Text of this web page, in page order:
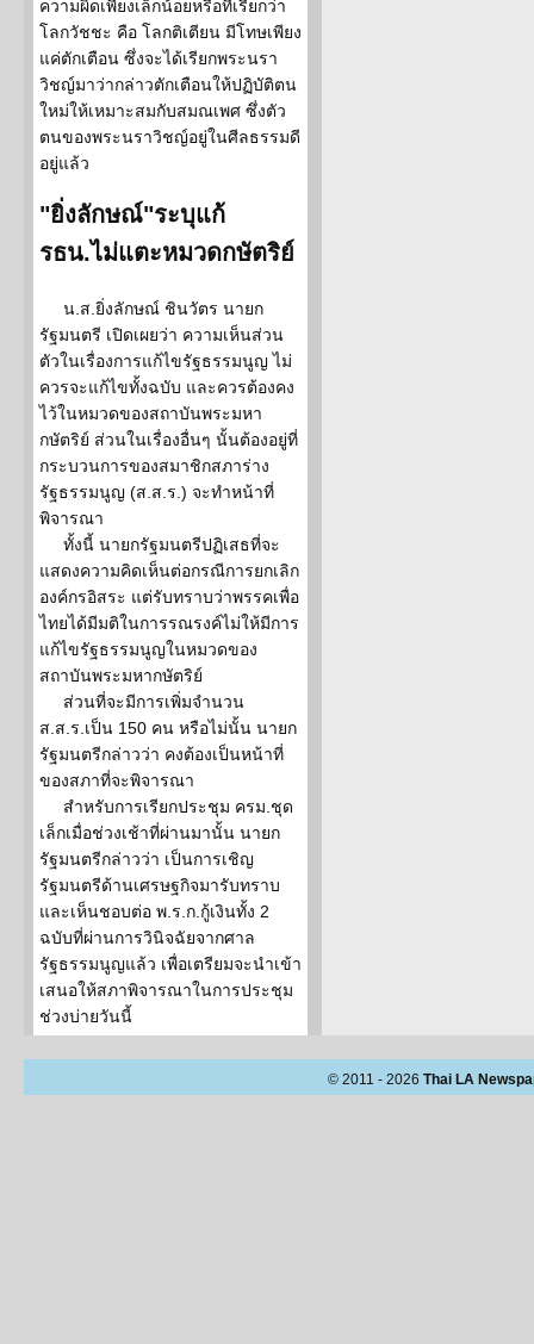
ความผิดเพียงเล็กน้อยหรือที่เรียกว่า
โลกวัชชะ คือ โลกติเตียน มีโทษเพียง
แค่ตักเตือน ซึ่งจะได้เรียกพระนรา
วิชญ์มาว่ากล่าวตักเตือนให้ปฏิบัติตน
ใหม่ให้เหมาะสมกับสมณเพศ ซึ่งตัว
ตนของพระนราวิชญ์อยู่ในศีลธรรมดี
อยู่แล้ว
"ยิ่งลักษณ์"ระบุแก้
รธน.ไม่แตะหมวดกษัตริย์
น.ส.ยิ่งลักษณ์ ชินวัตร นายก
รัฐมนตรี เปิดเผยว่า ความเห็นส่วน
ตัวในเรื่องการแก้ไขรัฐธรรมนูญ ไม่
ควรจะแก้ไขทั้งฉบับ และควรต้องคง
ไว้ในหมวดของสถาบันพระมหา
กษัตริย์ ส่วนในเรื่องอื่นๆ นั้นต้องอยู่ที่
กระบวนการของสมาชิกสภาร่าง
รัฐธรรมนูญ (ส.ส.ร.) จะทำหน้าที่
พิจารณา
ทั้งนี้ นายกรัฐมนตรีปฏิเสธที่จะ
แสดงความคิดเห็นต่อกรณีการยกเลิก
องค์กรอิสระ แต่รับทราบว่าพรรคเพื่อ
ไทยได้มีมติในการรณรงค์ไม่ให้มีการ
แก้ไขรัฐธรรมนูญในหมวดของ
สถาบันพระมหากษัตริย์
ส่วนที่จะมีการเพิ่มจำนวน
ส.ส.ร.เป็น 150 คน หรือไม่นั้น นายก
รัฐมนตรีกล่าวว่า คงต้องเป็นหน้าที่
ของสภาที่จะพิจารณา
สำหรับการเรียกประชุม ครม.ชุด
เล็กเมื่อช่วงเช้าที่ผ่านมานั้น นายก
รัฐมนตรีกล่าวว่า เป็นการเชิญ
รัฐมนตรีด้านเศรษฐกิจมารับทราบ
และเห็นชอบต่อ พ.ร.ก.กู้เงินทั้ง 2
ฉบับที่ผ่านการวินิจฉัยจากศาล
รัฐธรรมนูญแล้ว เพื่อเตรียมจะนำเข้า
เสนอให้สภาพิจารณาในการประชุม
ช่วงบ่ายวันนี้
© 2011 - 2026 Thai LA